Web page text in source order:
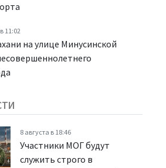
11:02
на улице Минусинской
8 августа в 18:46
Участники МОГ будут
служить строго в